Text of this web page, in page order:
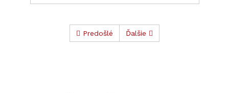
Predošlé Ďalšie